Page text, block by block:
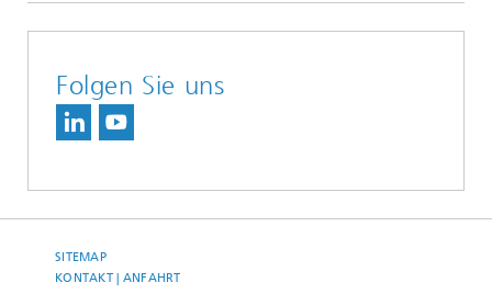
Folgen Sie uns
SITEMAP
KONTAKT | ANFAHRT